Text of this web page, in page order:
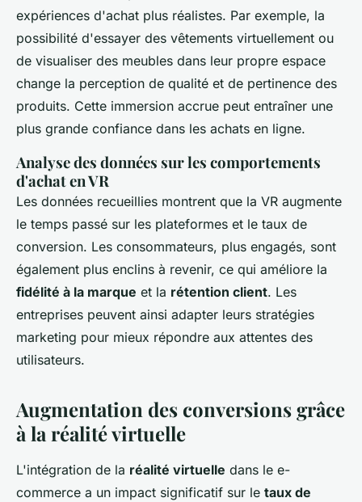
expériences d'achat plus réalistes. Par exemple, la
possibilité d'essayer des vêtements virtuellement ou
de visualiser des meubles dans leur propre espace
change la perception de qualité et de pertinence des
produits. Cette immersion accrue peut entraîner une
plus grande confiance dans les achats en ligne.
Analyse des données sur les comportements
d'achat en VR
Les données recueillies montrent que la VR augmente
le temps passé sur les plateformes et le taux de
conversion. Les consommateurs, plus engagés, sont
également plus enclins à revenir, ce qui améliore la
fidélité à la marque et la rétention client. Les
entreprises peuvent ainsi adapter leurs stratégies
marketing pour mieux répondre aux attentes des
utilisateurs.
Augmentation des conversions grâce
à la réalité virtuelle
L'intégration de la réalité virtuelle dans le e-
commerce a un impact significatif sur le taux de